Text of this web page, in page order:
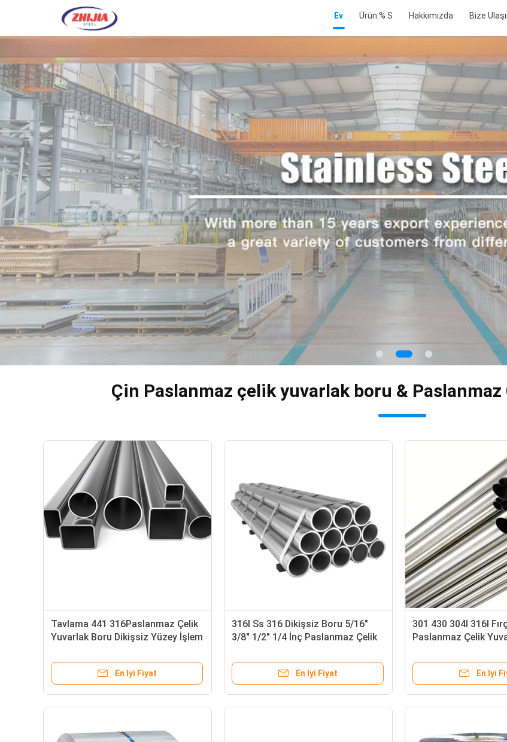
Ev Ürün:% S Hakkımızda Bize
Çin Paslanmaz çelik yuvarlak boru &
Tavlama 441 316Paslanmaz Çelik
Yuvarlak Boru Dikişsiz Yüzey İşlem
En Iyi Fiyat
316l Ss 316 Dikişsiz Boru 5/16"
3/8" 1/2" 1/4 İnç Paslanmaz Çelik
En Iyi Fiyat
301 430 304l 316l
Paslanmaz Çelik
201 202
En Iyi